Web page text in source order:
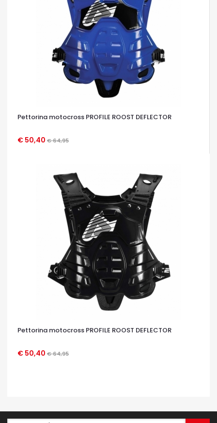
Pettorina motocross PROFILE ROOST DEFLECTOR
€ 50,40 € 64,95
OCCHIATA VELOCE
Pettorina motocross PROFILE ROOST DEFLECTOR
€ 50,40 € 64,95
OCCHIATA VELOCE